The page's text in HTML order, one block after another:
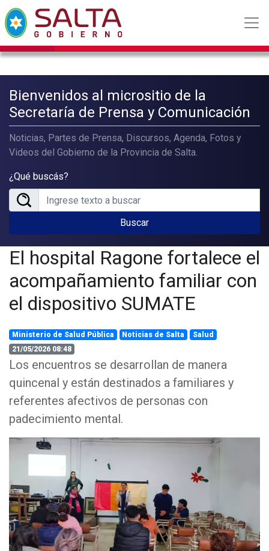
Bienvenidos al micrositio de la
Secretaría de Prensa y Comunicación
Noticias, Partes de Prensa, Discursos, Agenda, Fotos y
Videos del Gobierno de la Provincia de Salta.
¿Qué buscás?
Buscar
El hospital Ragone fortalece el
acompañamiento familiar con
el dispositivo SUMATE
Ministerio de Salud Pública Noticias de Salta
Salud
21/05/2026 08:48
Los encuentros se desarrollan de manera
quincenal y están destinados a familiares y
referentes afectivos de personas con
padecimiento mental.